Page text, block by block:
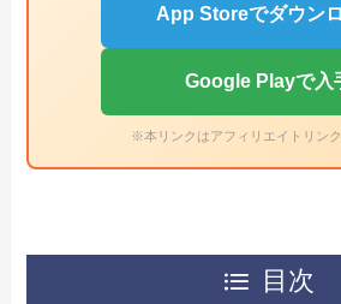
App Storeでダウン
Google Playで入
※本リンクはアフィリエイトリン
目次